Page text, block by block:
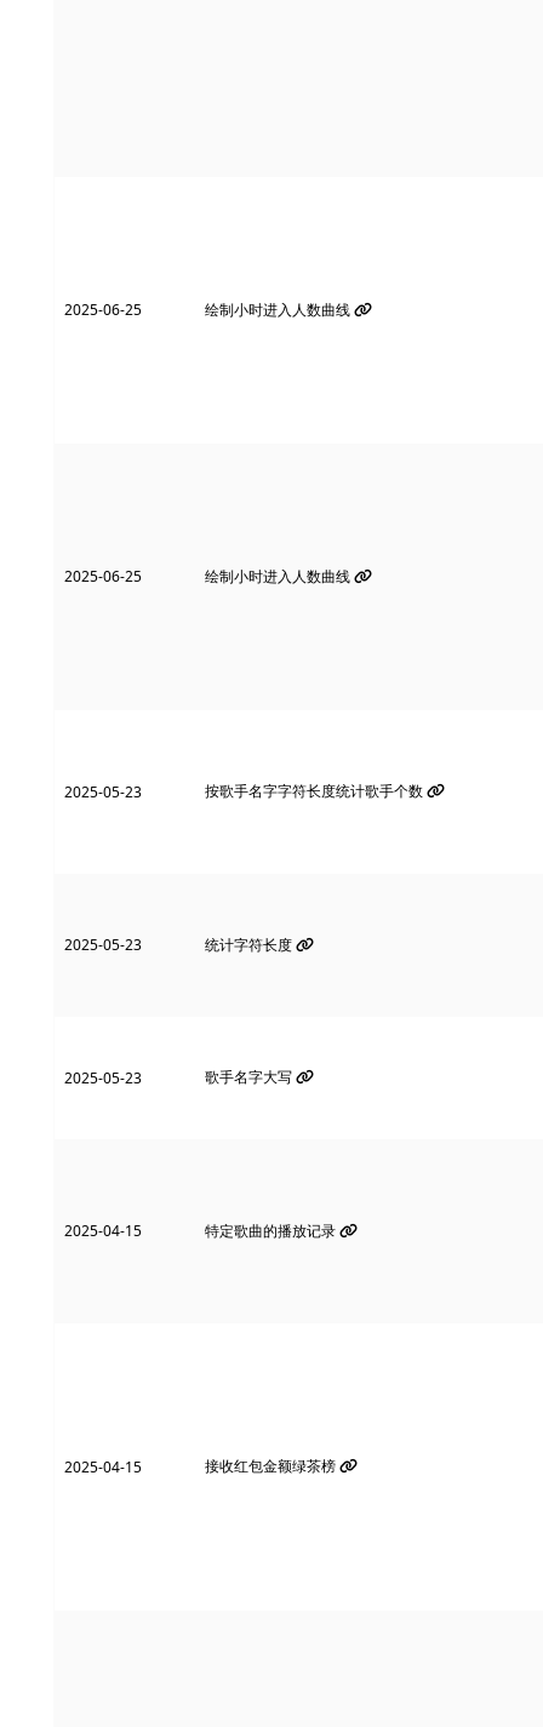
2025-06-25 绘制小时进入人数曲线
2025-06-25 绘制小时进入人数曲线
2025-05-23 按歌手名字字符长度统计歌手个数
2025-05-23 统计字符长度
2025-05-23 歌手名字大写
2025-04-15 特定歌曲的播放记录
2025-04-15 接收红包金额绿茶榜